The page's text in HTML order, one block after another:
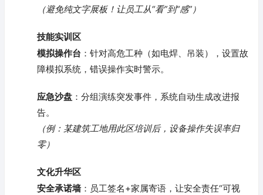
（避免纯文字展板！让员工从“看”到“感”）
技能实训区
模拟操作台 ：针对高危工种（如电焊、吊装），设置故
障模拟系统，错误操作实时警示。
应急沙盘 ：分组演练突发事件，系统自动生成改进报
告。
（例：某建筑工地用此区培训后，设备操作失误率归
零）
文化升华区
安全承诺墙：员工签名+家属寄语，让安全责任“可视